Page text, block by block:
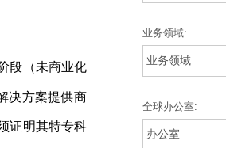
段（未商业化
决方案提供商
证明其特专科
业务领域:
全球办公室: